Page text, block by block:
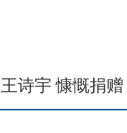
诗宇 慷慨捐赠